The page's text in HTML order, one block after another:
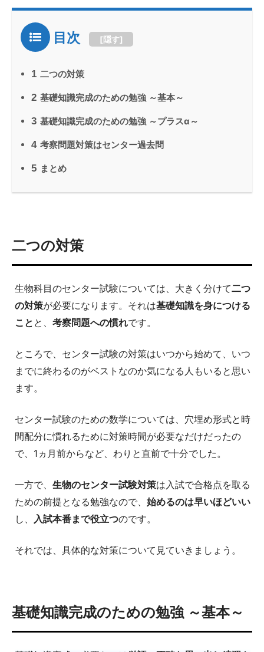
目次 [隠す]
1 二つの対策
2 基礎知識完成のための勉強 ～基本～
3 基礎知識完成のための勉強 ～プラスα～
4 考察問題対策はセンター過去問
5 まとめ
二つの対策
生物科目のセンター試験については、大きく分けて二つ
の対策が必要になります。それは基礎知識を身につける
こと と、 考察問題への慣れです。
ところで、センター試験の対策はいつから始めて、いつ
までに終わるのがベストなのか気になる人もいると思い
ます。
センター試験のための数学については、穴埋め形式と時
間配分に慣れるために対策時間が必要なだけだったの
で、1ヵ月前からなど、わりと直前で十分でした。
一方で、 生物のセンター試験対策は入試で合格点を取る
ための前提となる勉強なので、 始めるのは早いほどいい
し、
入試本番まで役立つのです。
それでは、具体的な対策について見ていきましょう。
基礎知識完成のための勉強 ～基本～